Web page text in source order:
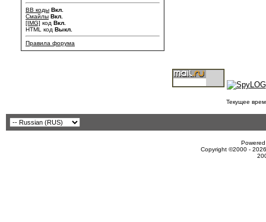
BB коды Вкл.
Смайлы Вкл.
[IMG] код Вкл.
HTML код Выкл.
Правила форума
Текущее
Copyright ©2000 -